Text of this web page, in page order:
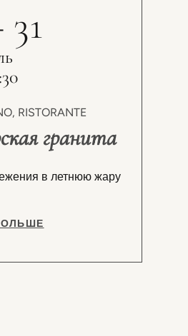
RISTORANTE
гранита
в летнюю жару